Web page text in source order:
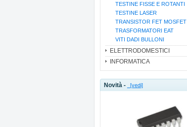
TESTINE FISSE E ROTANTI
TESTINE LASER
TRANSISTOR FET MOSFET
TRASFORMATORI EAT
VITI DADI BULLONI
ELETTRODOMESTICI
INFORMATICA
Novità - [vedi]